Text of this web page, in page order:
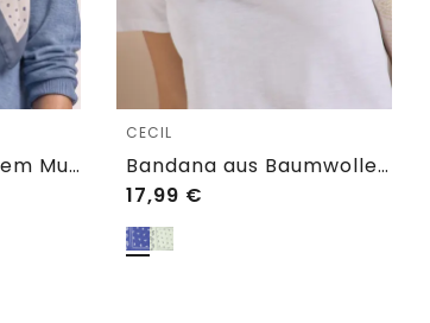
Tuch mit grafischem Muster
CECIL
Bandana aus Baumwolle mit Print
17,99 €